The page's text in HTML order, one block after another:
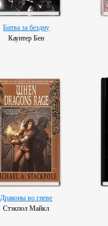
Битва за бездну
Каунтер Бен
Драконы во гневе
Стэкпол Майкл